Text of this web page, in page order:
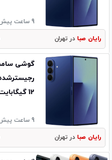
9 ساعت پیش
رایان صبا در تهران
12 گیگابایت – ویتنام
9 ساعت پیش
رایان صبا در تهران